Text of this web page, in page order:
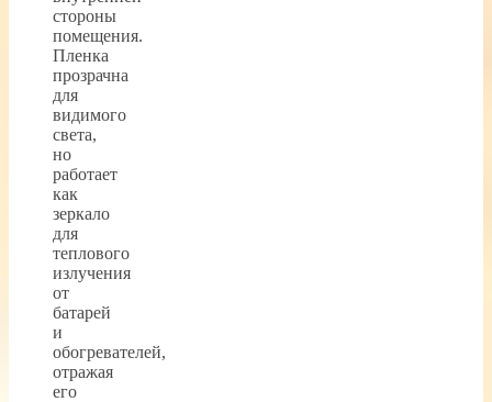
стороны
помещения.
Пленка
прозрачна
для
видимого
света,
но
работает
как
зеркало
для
теплового
излучения
от
батарей
и
обогревателей,
отражая
его